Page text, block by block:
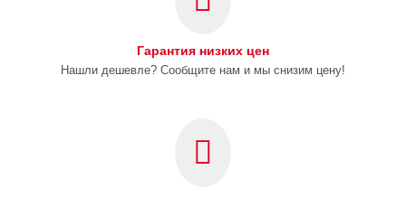
Гарантия низких цен
Нашли дешевле? Сообщите нам и мы снизим цену!